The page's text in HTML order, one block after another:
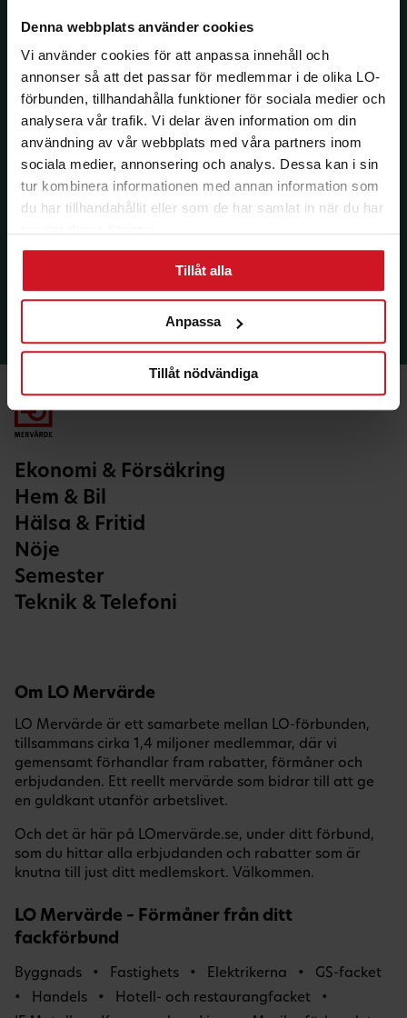
Denna webbplats använder cookies
Vi använder cookies för att anpassa innehåll och
annonser så att det passar för medlemmar i de olika LO-
förbunden, tillhandahålla funktioner för sociala medier och
analysera vår trafik. Vi delar även information om din
användning av vår webbplats med våra partners inom
sociala medier, annonsering och analys. Dessa kan i sin
tur kombinera informationen med annan information som
du har tillhandahållit eller som de har samlat in när du har
Tillåt alla
Anpassa
Tillåt nödvändiga
Ekonomi & Försäkring
Hem & Bil
Hälsa & Fritid
Nöje
Semester
Teknik & Telefoni
Om LO Mervärde
LO Mervärde är ett samarbete mellan LO-förbunden,
tillsammans cirka 1,4 miljoner medlemmar, där vi
gemensamt förhandlar fram rabatter, förmåner och
erbjudanden. Ett reellt mervärde som bidrar till att ge
en guldkant utanför arbetslivet.
Och det är här på LOmervärde.se, under ditt förbund,
som du hittar alla erbjudanden och rabatter som är
knutna till just ditt medlemskort. Välkommen.
LO Mervärde – Förmåner från ditt
fackförbund
Byggnads Fastighets Elektrikerna
GS-facket
Handels
Hotell- och restaurangfacket